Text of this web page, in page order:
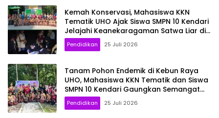
Kemah Konservasi, Mahasiswa KKN
Tematik UHO Ajak Siswa SMPN 10 Kendari
Jelajahi Keanekaragaman Satwa Liar di
Kebun Raya
Pendidikan 25 Juli 2026
Tanam Pohon Endemik di Kebun Raya
UHO, Mahasiswa KKN Tematik dan Siswa
SMPN 10 Kendari Gaungkan Semangat
Konservasi
Pendidikan 25 Juli 2026